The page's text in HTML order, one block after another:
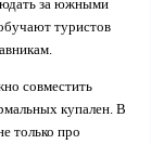
за южными
туристов
совместить
купален. В
только про